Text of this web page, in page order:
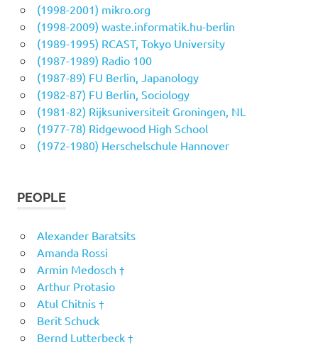
(1998-2001) mikro.org
(1998-2009) waste.informatik.hu-berlin
(1989-1995) RCAST, Tokyo University
(1987-1989) Radio 100
(1987-89) FU Berlin, Japanology
(1982-87) FU Berlin, Sociology
(1981-82) Rijksuniversiteit Groningen, NL
(1977-78) Ridgewood High School
(1972-1980) Herschelschule Hannover
PEOPLE
Alexander Baratsits
Amanda Rossi
Armin Medosch †
Arthur Protasio
Atul Chitnis †
Berit Schuck
Bernd Lutterbeck †